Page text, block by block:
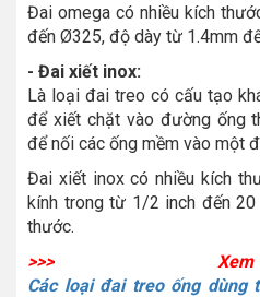
Đai omega có nhiều kích
đến Ø325, độ dày từ 1.4mm
- Đai xiết inox:
Là loại đai treo có cấu tạo
để xiết chặt vào đường ống
để nối các ống mềm vào một
Đai xiết inox có nhiều kích
kính trong từ 1/2 inch đến
thước.
>>>
Các loại đai treo ống dùng